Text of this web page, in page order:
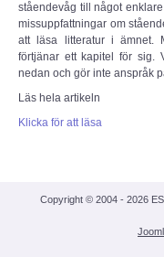
PTS
IARU
ståendevåg till något
missuppfattningar om
att läsa litteratur i ämnet.
förtjänar ett kapitel för sig.
nedan och gör inte anspråk
Läs hela artikeln
Klicka för att läsa
Copyright © 2004 - 2026